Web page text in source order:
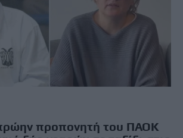
προπονητή του ΠΑΟΚ